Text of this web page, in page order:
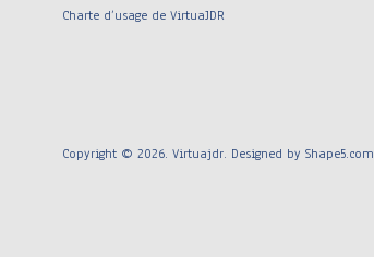
Charte d’usage de VirtuaJDR
Copyright © 2026. Virtuajdr. Designed by Shape5.com